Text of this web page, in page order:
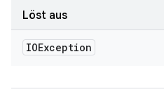
Löst aus
IOException